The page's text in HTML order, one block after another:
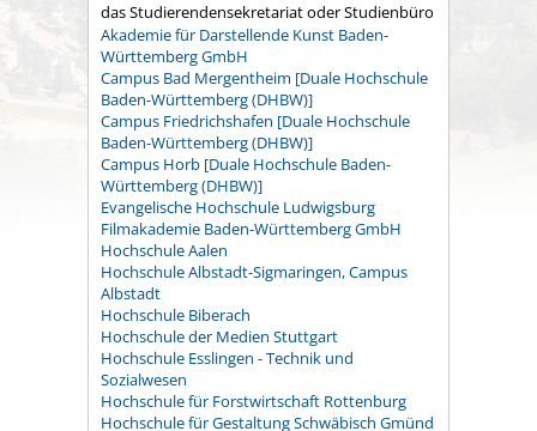
das Studierendensekretariat oder Studienbüro
Akademie für Darstellende Kunst Baden-
Württemberg GmbH
Campus Bad Mergentheim [Duale Hochschule
Baden-Württemberg (DHBW)]
Campus Friedrichshafen [Duale Hochschule
Baden-Württemberg (DHBW)]
Campus Horb [Duale Hochschule Baden-
Württemberg (DHBW)]
Evangelische Hochschule Ludwigsburg
Filmakademie Baden-Württemberg GmbH
Hochschule Aalen
Hochschule Albstadt-Sigmaringen, Campus
Albstadt
Hochschule Biberach
Hochschule der Medien Stuttgart
Hochschule Esslingen - Technik und
Sozialwesen
Hochschule für Forstwirtschaft Rottenburg
Hochschule für Gestaltung Schwäbisch Gmünd